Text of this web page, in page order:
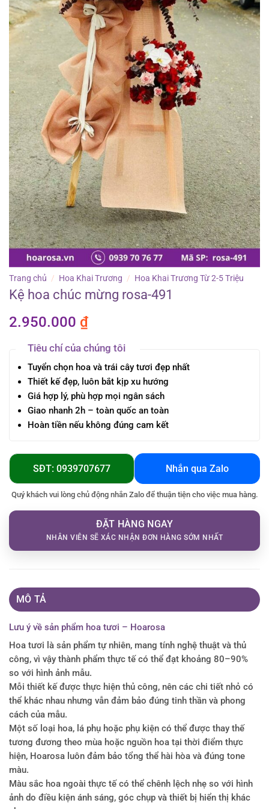
Trang chủ / Hoa Khai Trương / Hoa Khai Trương Từ 2-5 Triệu
Kệ hoa chúc mừng rosa-491
2.950.000 ₫
Tiêu chí của chúng tôi
Tuyển chọn hoa và trái cây tươi đẹp nhất
Thiết kế đẹp, luôn bắt kịp xu hướng
Giá hợp lý, phù hợp mọi ngân sách
Giao nhanh 2h – toàn quốc an toàn
Hoàn tiền nếu không đúng cam kết
SĐT: 0939707677 Nhắn qua Zalo
Quý khách vui lòng chủ động nhắn Zalo để thuận tiện cho việc mua hàng.
ĐẶT HÀNG NGAY
NHÂN VIÊN SẼ XÁC NHẬN ĐƠN HÀNG SỚM NHẤT
MÔ TẢ
Lưu ý về sản phẩm hoa tươi – Hoarosa
Hoa tươi là sản phẩm tự nhiên, mang tính nghệ thuật và thủ
công, vì vậy thành phẩm thực tế có thể đạt khoảng 80–90%
so với hình ảnh mẫu.
Mỗi thiết kế được thực hiện thủ công, nên các chi tiết nhỏ có
thể khác nhau nhưng vẫn đảm bảo đúng tinh thần và phong
cách của mẫu.
Một số loại hoa, lá phụ hoặc phụ kiện có thể được thay thế
tương đương theo mùa hoặc nguồn hoa tại thời điểm thực
hiện, Hoarosa luôn đảm bảo tổng thể hài hòa và đúng tone
màu.
Màu sắc hoa ngoài thực tế có thể chênh lệch nhẹ so với hình
ảnh do điều kiện ánh sáng, góc chụp và thiết bị hiển thị khác